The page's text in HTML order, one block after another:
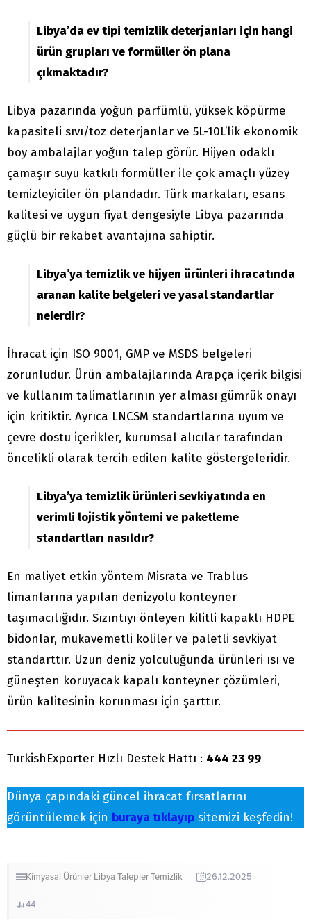
Libya’da ev tipi temizlik deterjanları için hangi
ürün grupları ve formüller ön plana
çıkmaktadır?
Libya pazarında yoğun parfümlü, yüksek köpürme
kapasiteli sıvı/toz deterjanlar ve 5L-10L’lik ekonomik
boy ambalajlar yoğun talep görür. Hijyen odaklı
çamaşır suyu katkılı formüller ile çok amaçlı yüzey
temizleyiciler ön plandadır. Türk markaları, esans
kalitesi ve uygun fiyat dengesiyle Libya pazarında
güçlü bir rekabet avantajına sahiptir.
Libya’ya temizlik ve hijyen ürünleri ihracatında
aranan kalite belgeleri ve yasal standartlar
nelerdir?
İhracat için ISO 9001, GMP ve MSDS belgeleri
zorunludur. Ürün ambalajlarında Arapça içerik bilgisi
ve kullanım talimatlarının yer alması gümrük onayı
için kritiktir. Ayrıca LNCSM standartlarına uyum ve
çevre dostu içerikler, kurumsal alıcılar tarafından
öncelikli olarak tercih edilen kalite göstergeleridir.
Libya’ya temizlik ürünleri sevkiyatında en
verimli lojistik yöntemi ve paketleme
standartları nasıldır?
En maliyet etkin yöntem Misrata ve Trablus
limanlarına yapılan denizyolu konteyner
taşımacılığıdır. Sızıntıyı önleyen kilitli kapaklı HDPE
bidonlar, mukavemetli koliler ve paletli sevkiyat
standarttır. Uzun deniz yolculuğunda ürünleri ısı ve
güneşten koruyacak kapalı konteyner çözümleri,
ürün kalitesinin korunması için şarttır.
TurkishExporter Hızlı Destek Hattı : 444 23 99
Dünya çapındaki güncel ihracat fırsatlarını
görüntülemek için buraya tıklayıp sitemizi keşfedin!
Kimyasal Ürünler Libya TaleplerTemizlik 26.12.2025
44